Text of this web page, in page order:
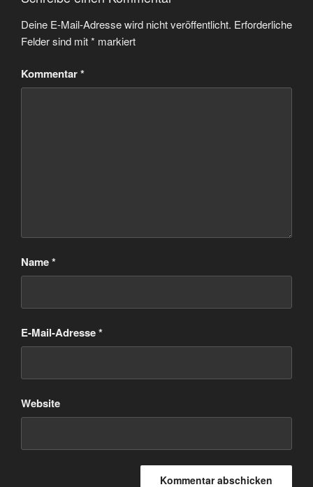
Deine E-Mail-Adresse wird nicht veröffentlicht. Erforderliche
Felder sind mit* markiert
Kommentar*
Name*
E-Mail-Adresse*
Website